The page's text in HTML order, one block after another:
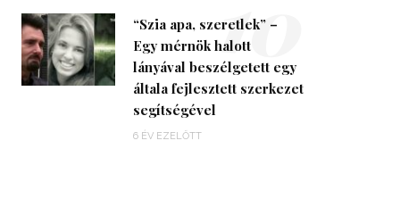
“Szia apa, szeretlek” –
Egy mérnök halott
lányával beszélgetett egy
általa fejlesztett szerkezet
segítségével
6 ÉV EZELŐTT